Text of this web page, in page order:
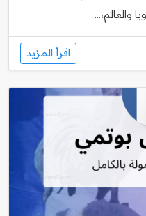
والعالم،...
اقرأ المزيد